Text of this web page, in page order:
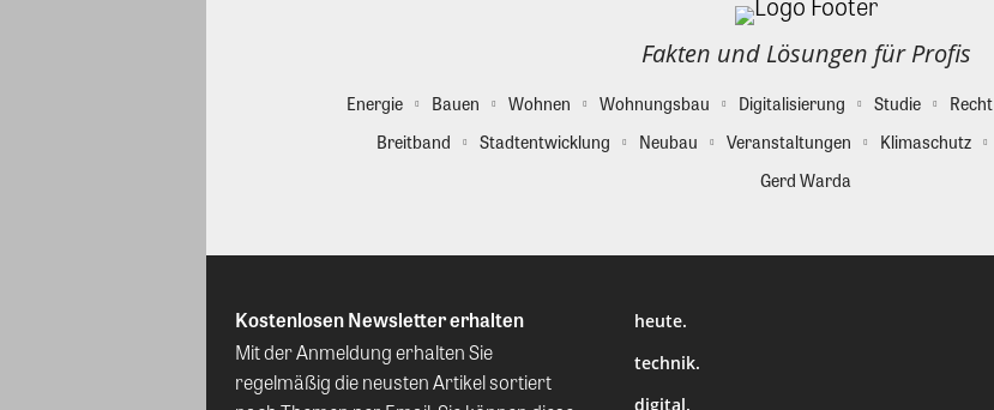
Fakten und Lösungen für Profis
Energie Bauen Wohnen Wohnungsbau Digitalisierung Studie Recht
Breitband
Stadtentwicklung Neubau Veranstaltungen Klimaschutz
Gerd Warda
Kostenlosen Newsletter erhalten
Mit der Anmeldung erhalten Sie
regelmäßig die neusten Artikel sortiert
heute.
technik.
digital.